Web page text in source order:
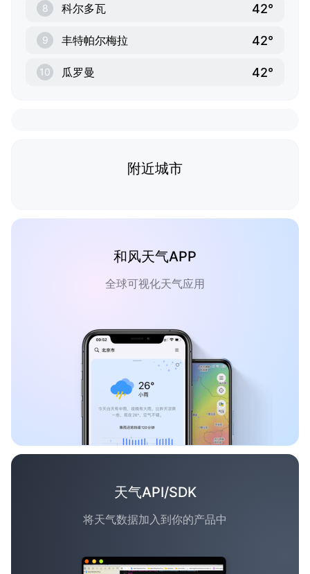
8 科尔多瓦 42°
9 丰特帕尔梅拉 42°
10 瓜罗曼 42°
附近城市
和风天气APP
全球可视化天气应用
天气API/SDK
将天气数据加入到你的产品中